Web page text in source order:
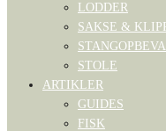
LODDER
SAKSE &
STOLE
ARTIKLER
GUIDES
FISK